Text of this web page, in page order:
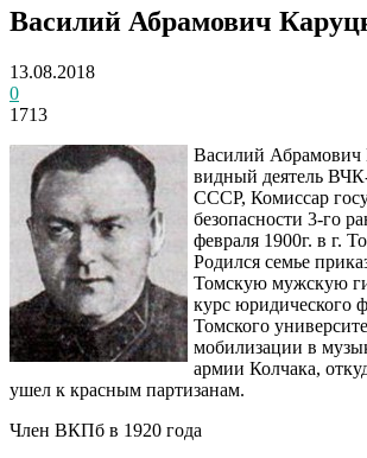
Василий Абрамович
13.08.2018
0
1713
Василий
видный деятель
СССР, Комиссар
безопасности 3-го
февраля 1900г. в г.
Родился семье
Томскую мужскую
курс юридического
Томского
мобилизации в
армии Колчака,
ушел к красным партизанам.
Член ВКПб в 1920 года